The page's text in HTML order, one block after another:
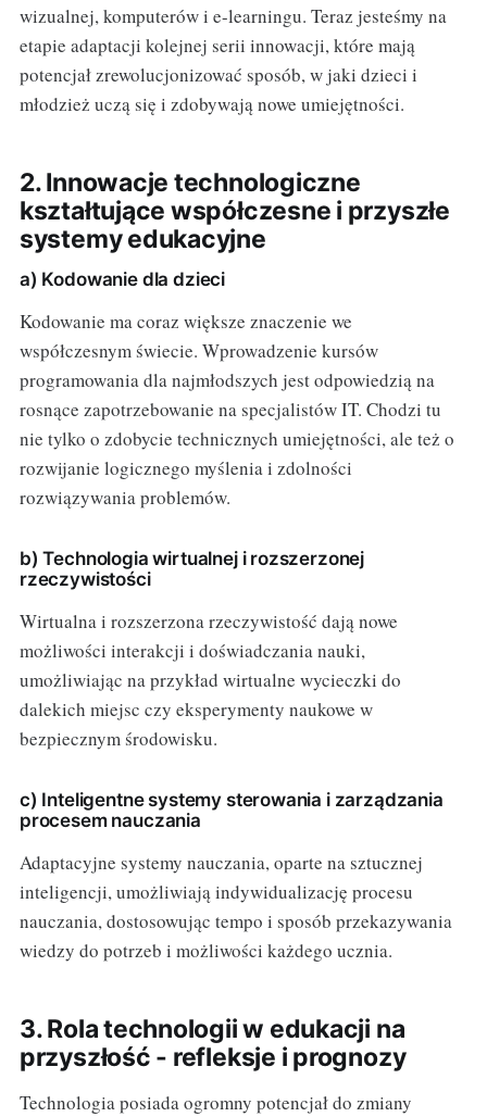
wizualnej, komputerów i e-learningu. Teraz jesteśmy na
etapie adaptacji kolejnej serii innowacji, które mają
potencjał zrewolucjonizować sposób, w jaki dzieci i
młodzież uczą się i zdobywają nowe umiejętności.
2. Innowacje technologiczne
kształtujące współczesne i przyszłe
systemy edukacyjne
a) Kodowanie dla dzieci
Kodowanie ma coraz większe znaczenie we
współczesnym świecie. Wprowadzenie kursów
programowania dla najmłodszych jest odpowiedzią na
rosnące zapotrzebowanie na specjalistów IT. Chodzi tu
nie tylko o zdobycie technicznych umiejętności, ale też o
rozwijanie logicznego myślenia i zdolności
rozwiązywania problemów.
b) Technologia wirtualnej i rozszerzonej
rzeczywistości
Wirtualna i rozszerzona rzeczywistość dają nowe
możliwości interakcji i doświadczania nauki,
umożliwiając na przykład wirtualne wycieczki do
dalekich miejsc czy eksperymenty naukowe w
bezpiecznym środowisku.
c) Inteligentne systemy sterowania i zarządzania
procesem nauczania
Adaptacyjne systemy nauczania, oparte na sztucznej
inteligencji, umożliwiają indywidualizację procesu
nauczania, dostosowując tempo i sposób przekazywania
wiedzy do potrzeb i możliwości każdego ucznia.
3. Rola technologii w edukacji na
przyszłość - refleksje i prognozy
Technologia posiada ogromny potencjał do zmiany